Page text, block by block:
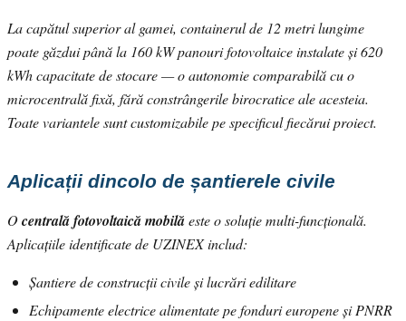
La capătul superior al gamei, containerul de 12 metri lungime
poate găzdui până la 160 kW panouri fotovoltaice instalate și 620
kWh capacitate de stocare — o autonomie comparabilă cu o
microcentrală fixă, fără constrângerile birocratice ale acesteia.
Toate variantele sunt customizabile pe specificul fiecărui proiect.
Aplicații dincolo de șantierele civile
Ocentrală fotovoltaică mobilăeste o soluție multi-funcțională.
Aplicațiile identificate de UZINEX includ:
Șantiere de construcții civile și lucrări edilitare
Echipamente electrice alimentate pe fonduri europene și PNRR